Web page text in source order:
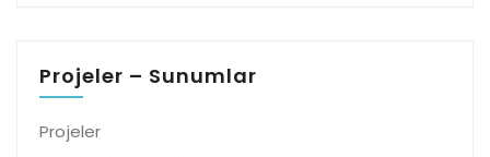
Projeler – Sunumlar
Projeler